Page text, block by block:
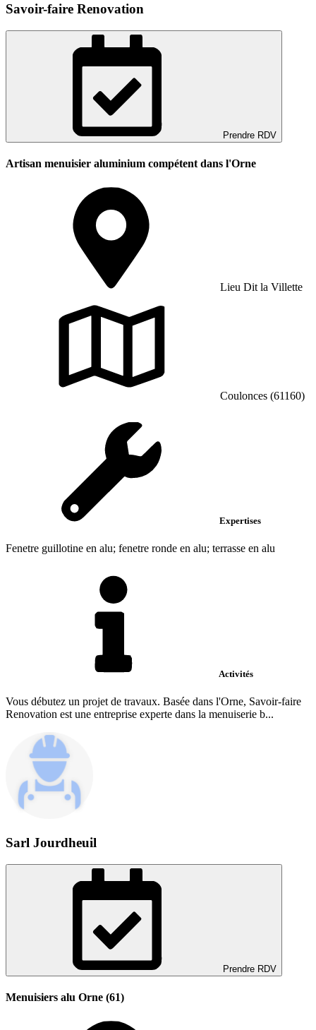
Savoir-faire Renovation
Prendre RDV
Artisan menuisier aluminium compétent dans l'Orne
Lieu Dit la Villette
Coulonces (61160)
Expertises
Fenetre guillotine en alu; fenetre ronde en alu; terrasse en alu
Activités
Vous débutez un projet de travaux. Basée dans l'Orne, Savoir-faire
Renovation est une entreprise experte dans la menuiserie b...
Sarl Jourdheuil
Prendre RDV
Menuisiers alu Orne (61)